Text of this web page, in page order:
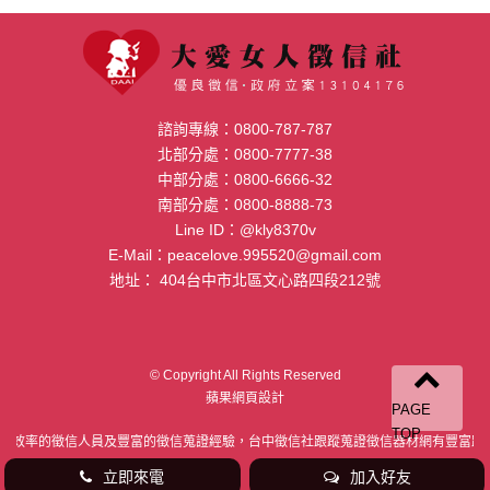
PAGE
TOP
諮詢專線： 0800-787-787
北部分處： 0800-7777-38
中部分處： 0800-6666-32
南部分處： 0800-8888-73
Line ID： @kly8370v
E-Mail： peacelove.995520@gmail.com
地址： 404台中市北區文心路四段212號
© Copyright All Rights Reserved
蘋果網頁設計
效率的徵信人員及豐富的徵信蒐證經驗，台中徵信社跟蹤蒐證徵信器材網有豐富
立即來電 加入好友